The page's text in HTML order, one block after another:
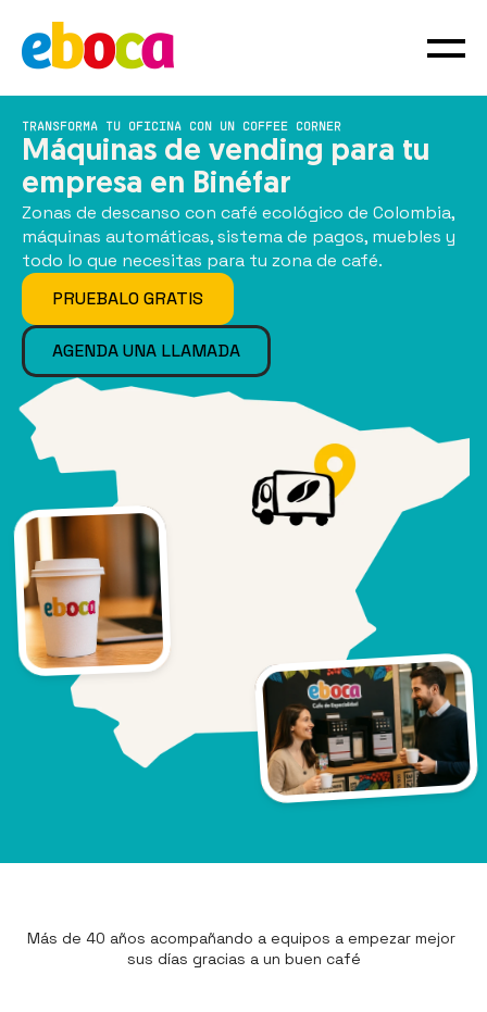
TRANSFORMA TU OFICINA CON UN COFFEE CORNER
Máquinas de vending para tu
empresa en Binéfar
Zonas de descanso con café ecológico de Colombia,
máquinas automáticas, sistema de pagos, muebles y
todo lo que necesitas para tu zona de café.
PRUEBALO GRATIS
AGENDA UNA LLAMADA
Más de 40 años acompañando a equipos a empezar mejor
sus días gracias a un buen café